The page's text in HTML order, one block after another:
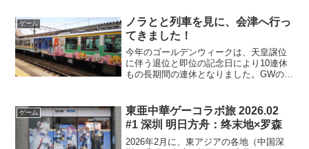
ゲーム
ノラとと列車を見に、会津へ行っ
てきました！
今年のゴールデンウィークは、天皇譲位
に伴う退位と即位の記念日により10連休
もの長期間の連休となりました。GWの旅
きであろうということで、GW一週間くら
い前に旅行を計画す...
ゲーム
東亜中華ゲーコラボ旅 2026.02
#1 深圳 明日方舟：终末地×罗森
2026年2月に、東アジアの各地（中国深